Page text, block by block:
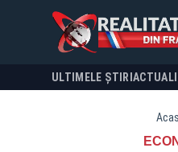
ULTIMELE ȘTIRI